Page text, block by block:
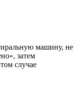
машину, не
затем
случае